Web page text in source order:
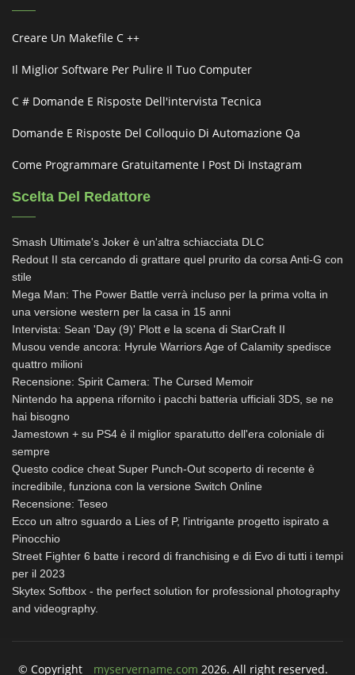
Creare Un Makefile C ++
Il Miglior Software Per Pulire Il Tuo Computer
C # Domande E Risposte Dell'intervista Tecnica
Domande E Risposte Del Colloquio Di Automazione Qa
Come Programmare Gratuitamente I Post Di Instagram
Scelta Del Redattore
Smash Ultimate's Joker è un'altra schiacciata DLC
Redout II sta cercando di grattare quel prurito da corsa Anti-G con
stile
Mega Man: The Power Battle verrà incluso per la prima volta in
una versione western per la casa in 15 anni
Intervista: Sean 'Day (9)' Plott e la scena di StarCraft II
Musou vende ancora: Hyrule Warriors Age of Calamity spedisce
quattro milioni
Recensione: Spirit Camera: The Cursed Memoir
Nintendo ha appena rifornito i pacchi batteria ufficiali 3DS, se ne
hai bisogno
Jamestown + su PS4 è il miglior sparatutto dell'era coloniale di
sempre
Questo codice cheat Super Punch-Out scoperto di recente è
incredibile, funziona con la versione Switch Online
Recensione: Teseo
Ecco un altro sguardo a Lies of P, l'intrigante progetto ispirato a
Pinocchio
Street Fighter 6 batte i record di franchising e di Evo di tutti i tempi
per il 2023
Skytex Softbox - the perfect solution for professional photography
and videography.
© Copyright myservername.com 2026. All right reserved.